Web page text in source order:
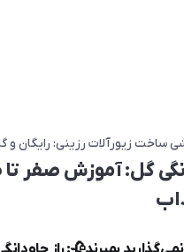
ساخت زیورآلات رزینی: رایگان و
گل: آموزش صفر